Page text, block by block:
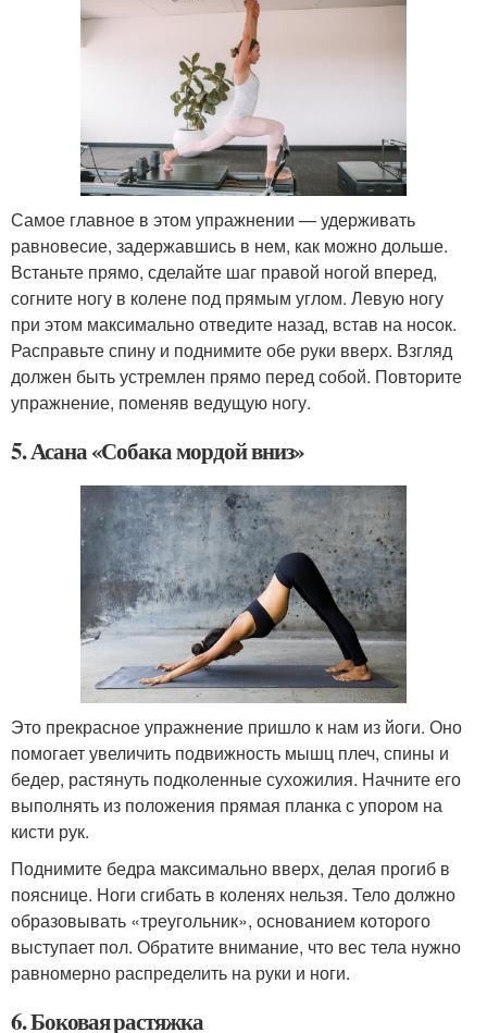
Самое главное в этом упражнении — удерживать
равновесие, задержавшись в нем, как можно дольше.
Встаньте прямо, сделайте шаг правой ногой вперед,
согните ногу в колене под прямым углом. Левую ногу
при этом максимально отведите назад, встав на носок.
Расправьте спину и поднимите обе руки вверх. Взгляд
должен быть устремлен прямо перед собой. Повторите
упражнение, поменяв ведущую ногу.
5. Асана «Собака мордой вниз»
Это прекрасное упражнение пришло к нам из йоги. Оно
помогает увеличить подвижность мышц плеч, спины и
бедер, растянуть подколенные сухожилия. Начните его
выполнять из положения прямая планка с упором на
кисти рук.
Поднимите бедра максимально вверх, делая прогиб в
пояснице. Ноги сгибать в коленях нельзя. Тело должно
образовывать «треугольник», основанием которого
выступает пол. Обратите внимание, что вес тела нужно
равномерно распределить на руки и ноги.
6. Боковая растяжка